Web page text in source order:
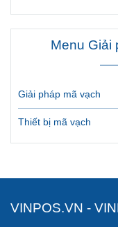
VINPOS.VN -
Menu Giải
Giải pháp mã vạch
Thiết bị mã vạch